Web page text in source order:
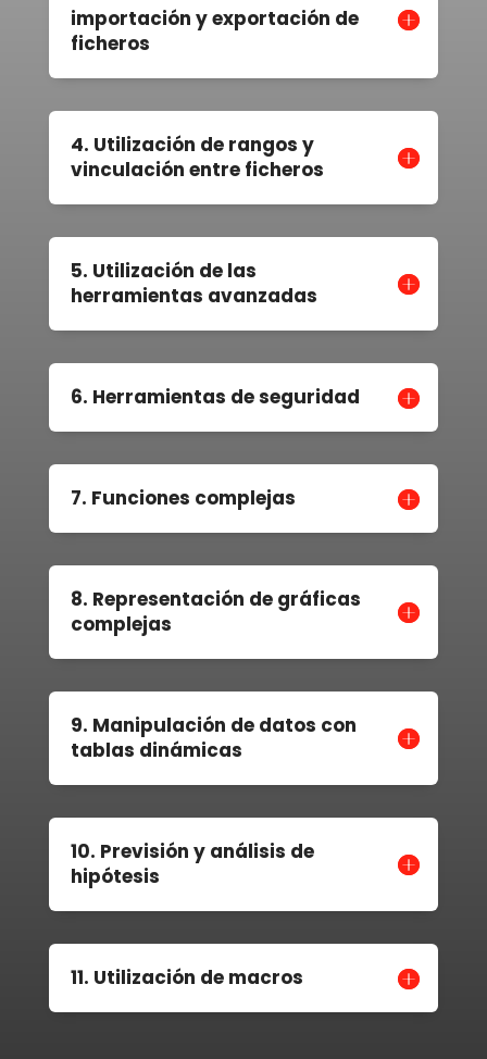
importación y exportación de
ficheros
4. Utilización de rangos y
vinculación entre ficheros
5. Utilización de las
herramientas avanzadas
6. Herramientas de seguridad
7. Funciones complejas
8. Representación de gráficas
complejas
9. Manipulación de datos con
tablas dinámicas
10. Previsión y análisis de
hipótesis
11. Utilización de macros